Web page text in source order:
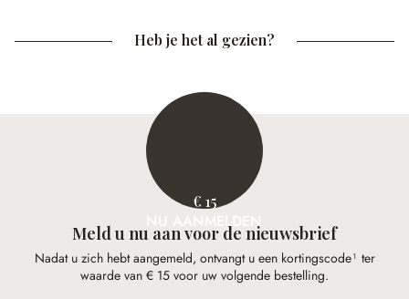
Heb je het al gezien?
€ 15
NU AANMELDEN
Meld u nu aan voor de nieuwsbrief
Nadat u zich hebt aangemeld, ontvangt u een kortingscode¹ ter
waarde van € 15 voor uw volgende bestelling.